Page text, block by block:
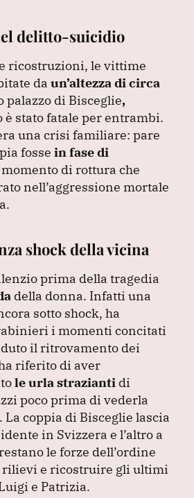
delitto-suicidio
ricostruzioni, le vittime
da un’altezza di circa
palazzo di Bisceglie,
è stato fatale per entrambi.
una crisi familiare: pare
fosse in fase di
di rottura che
nell’aggressione mortale
shock della vicina
prima della tragedia
della donna. Infatti una
sotto shock, ha
i momenti concitati
il ritrovamento dei
riferito di aver
le urla strazianti di
poco prima di vederla
La coppia di Bisceglie lascia
in Svizzera e l’altro a
le forze dell’ordine
rilievi e ricostruire gli ultimi
e Patrizia.